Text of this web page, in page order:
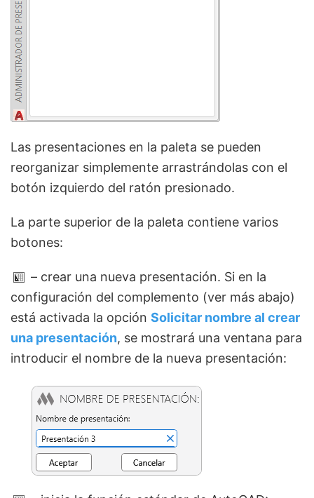
Las presentaciones en la paleta se pueden
reorganizar simplemente arrastrándolas con el
botón izquierdo del ratón presionado.
La parte superior de la paleta contiene varios
botones:
– crear una nueva presentación. Si en la
configuración del complemento (ver más abajo)
está activada la opción Solicitar nombre al crear
una presentación, se mostrará una ventana para
introducir el nombre de la nueva presentación: